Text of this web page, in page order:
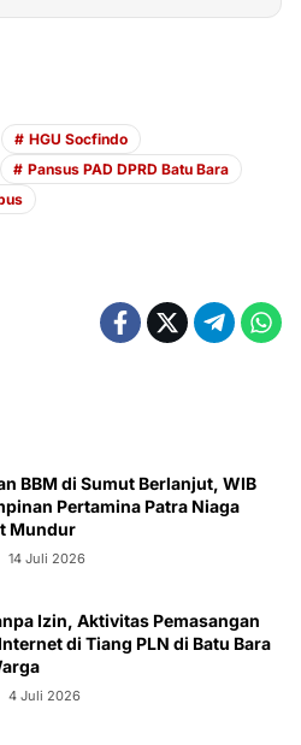
HGU Socfindo
Pansus PAD DPRD Batu Bara
BBM di Sumut Berlanjut, WIB
Pertamina Patra Niaga
Mundur
14 Juli 2026
Izin, Aktivitas Pemasangan
di Tiang PLN di Batu Bara
4 Juli 2026